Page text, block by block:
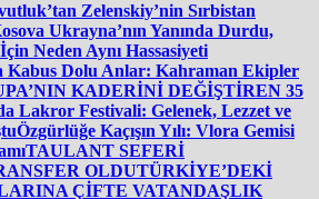
Zelenskiy’nin Sırbistan
Ukrayna’nın Yanında Durdu,
Neden Aynı Hassasiyeti
Kabus Dolu Anlar: Kahraman Ekipler
KADERİNİ DEĞİŞTİREN 35
Lakror Festivali: Gelenek, Lezzet ve
Özgürlüğe Kaçışın Yılı: Vlora Gemisi
TAULANT SEFERİ
OLDUTÜRKİYE’DEKİ
ÇİFTE VATANDAŞLIK